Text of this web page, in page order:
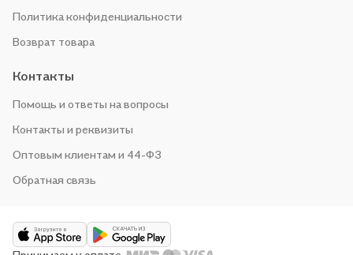
Политика конфиденциальности
Возврат товара
Контакты
Помощь и ответы на вопросы
Контакты и реквизиты
Оптовым клиентам и 44-ФЗ
Обратная связь